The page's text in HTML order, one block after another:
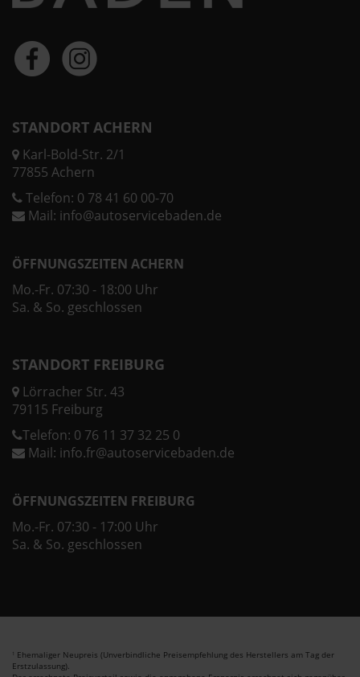
STANDORT ACHERN
Karl-Bold-Str. 2/1
77855 Achern
Telefon: 0 78 41 60 00-70
Mail: info@autoservicebaden.de
ÖFFNUNGSZEITEN ACHERN
Mo.-Fr. 07:30 - 18:00 Uhr
Sa. & So. geschlossen
STANDORT FREIBURG
Lörracher Str. 43
79115 Freiburg
Telefon: 0 76 11 37 32 25 0
Mail: info.fr@autoservicebaden.de
ÖFFNUNGSZEITEN FREIBURG
Mo.-Fr. 07:30 - 17:00 Uhr
Sa. & So. geschlossen
1 Ehemaliger Neupreis (Unverbindliche Preisempfehlung des Herstellers am Tag der
Erstzulassung).